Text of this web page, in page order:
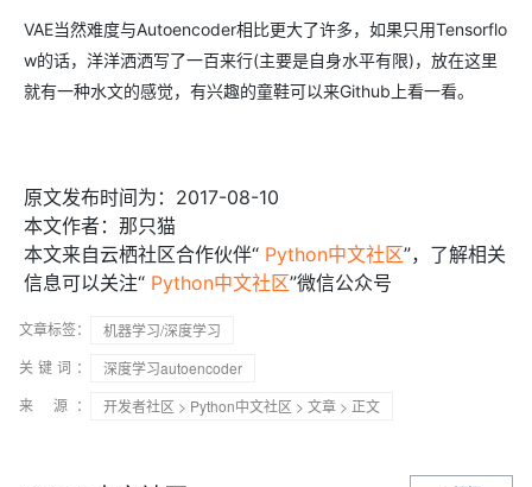
VAE当然难度与Autoencoder相比更大了许多，如果只用Tensorflo
w的话，洋洋洒洒写了一百来行(主要是自身水平有限)，放在这里
就有一种水文的感觉，有兴趣的童鞋可以来Github上看一看。
原文发布时间为：2017-08-10
本文作者：那只猫
本文来自云栖社区合作伙伴“ Python中文社区”，了解相关
信息可以关注“ Python中文社区”微信公众号
文章标签：
机器学习/深度学习
关键词：
深度学习autoencoder
来 源：
开发者社区 > Python中文社区 > 文章 > 正文